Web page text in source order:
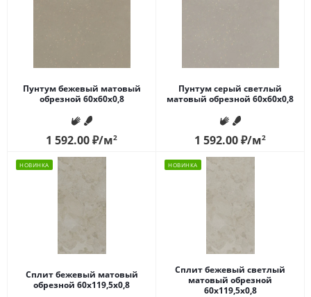
Пунтум бежевый матовый
обрезной 60x60x0,8
1 592.00₽/м2
Пунтум серый светлый
матовый обрезной 60x60x0,8
1 592.00₽/м2
НОВИНКА
Сплит бежевый матовый
обрезной 60x119,5x0,8
НОВИНКА
Сплит бежевый светлый
матовый обрезной
60x119,5x0,8